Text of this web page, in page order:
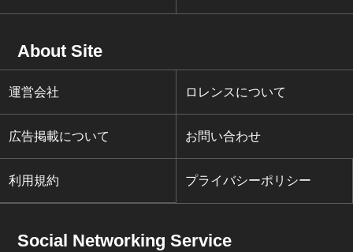
About Site
運営会社 ロレンスについて
広告掲載について お問い合わせ
利用規約 プライバシーポリシー
Social Networking Service